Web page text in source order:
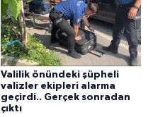
Valilik önündeki şüpheli
valizler ekipleri alarma
geçirdi.. Gerçek sonradan
çıktı